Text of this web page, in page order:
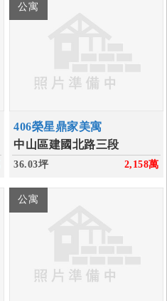
公寓
406榮星鼎家美寓
中山區建國北路三段
36.03坪 2,158萬
公寓